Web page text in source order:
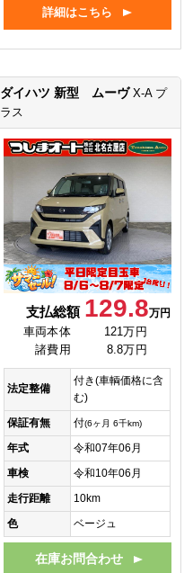
詳細はこちら
ダイハツ 新型 ムーヴX-A プ
ラス
支払総額 129.8万円
車両本体
121万円
諸費用
8.8万円
法定整備
付き(車輌価格に含
む)
保証有無
付(6ヶ月 6千km)
年式
令和07年06月
車検
令和10年06月
走行距離
10km
色
ベージュ
在庫お問合わせ